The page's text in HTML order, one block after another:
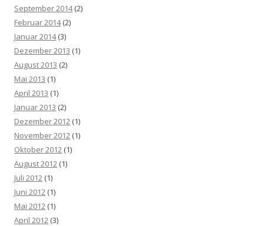
September 2014(2)
Februar 2014(2)
Januar 2014(3)
Dezember 2013 (1)
August 2013 (2)
Mai 2013 (1)
April 2013 (1)
Januar 2013 (2)
Dezember 2012 (1)
November 2012 (1)
Oktober 2012 (1)
August 2012 (1)
Juli 2012 (1)
Juni 2012 (1)
Mai 2012 (1)
April 2012 (3)